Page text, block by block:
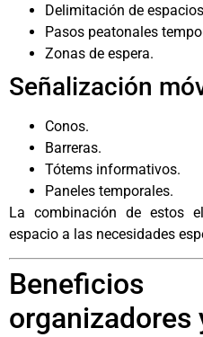
Delimitación de
Pasos peatonales
Zonas de espera.
Señalización
Conos.
Barreras.
Tótems informativos.
Paneles temporales.
La combinación de estos
espacio a las necesidades
organizadores